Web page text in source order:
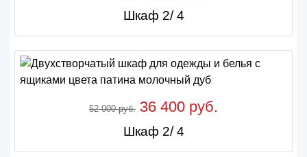
Шкаф 2/ 4
52 000 руб. 36 400 руб.
Шкаф 2/ 4